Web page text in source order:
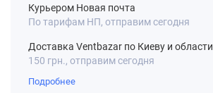
Курьером Новая почта
По тарифам НП, отправим сегодня
Доставка Ventbazar по Киеву и области
150 грн., отправим сегодня
Подробнее